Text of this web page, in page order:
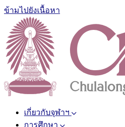
ข้ามไปยังเนื้อหา
เกี่ยวกับจุฬาฯ
การศึกษา